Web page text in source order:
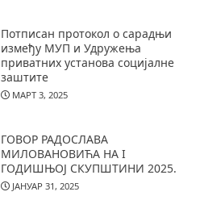
Потписан протокол о сарадњи
између МУП и Удружења
приватних установа социјалне
заштите
МАРТ 3, 2025
ГОВОР РАДОСЛАВА
МИЛОВАНОВИЋА НА I
ГОДИШЊОЈ СКУПШТИНИ 2025.
ЈАНУАР 31, 2025